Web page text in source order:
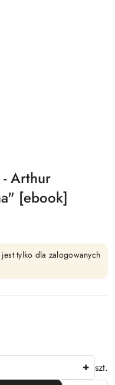
Arthur
[ebook]
tylko dla zalogowanych
szt.